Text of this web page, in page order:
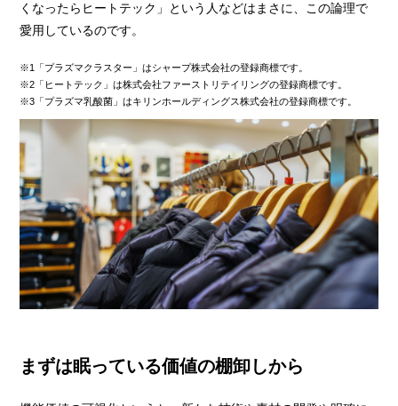
くなったらヒートテック」という人などはまさに、この論理で
愛用しているのです。
※1「プラズマクラスター」はシャープ株式会社の登録商標です。
※2「ヒートテック」は株式会社ファーストリテイリングの登録商標です。
※3「プラズマ乳酸菌」はキリンホールディングス株式会社の登録商標です。
まずは眠っている価値の棚卸しから